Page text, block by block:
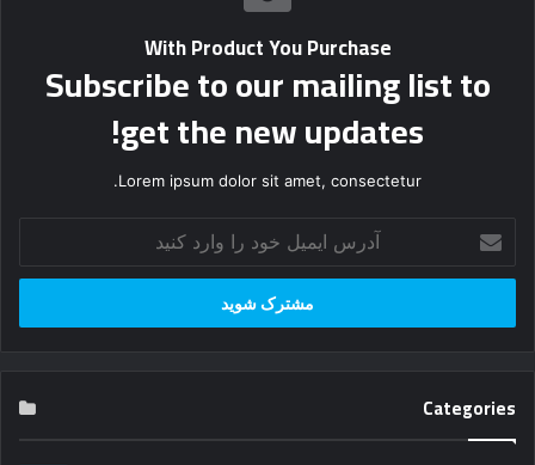
With Product You Purchase
Subscribe to our mailing list to
get the new updates!
Lorem ipsum dolor sit amet, consectetur.
ر
ا
یCategories